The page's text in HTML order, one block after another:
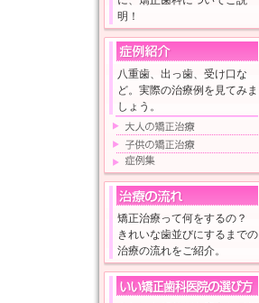
明！
八重歯、出っ歯、受け口な
ど。実際の治療例を見てみま
しょう。
矯正治療って何をするの？
きれいな歯並びにするまでの
治療の流れをご紹介。